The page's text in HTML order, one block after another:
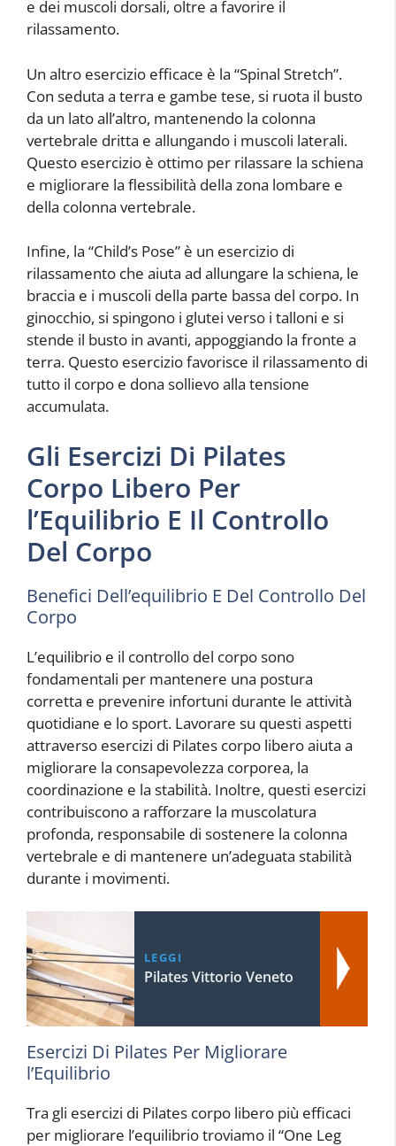
e dei muscoli dorsali, oltre a favorire il
rilassamento.
Un altro esercizio efficace è la “Spinal Stretch”.
Con seduta a terra e gambe tese, si ruota il busto
da un lato all’altro, mantenendo la colonna
vertebrale dritta e allungando i muscoli laterali.
Questo esercizio è ottimo per rilassare la schiena
e migliorare la flessibilità della zona lombare e
della colonna vertebrale.
Infine, la “Child’s Pose” è un esercizio di
rilassamento che aiuta ad allungare la schiena, le
braccia e i muscoli della parte bassa del corpo. In
ginocchio, si spingono i glutei verso i talloni e si
stende il busto in avanti, appoggiando la fronte a
terra. Questo esercizio favorisce il rilassamento di
tutto il corpo e dona sollievo alla tensione
accumulata.
Gli Esercizi Di Pilates
Corpo Libero Per
l’Equilibrio E Il Controllo
Del Corpo
Benefici Dell’equilibrio E Del Controllo Del
Corpo
L’equilibrio e il controllo del corpo sono
fondamentali per mantenere una postura
corretta e prevenire infortuni durante le attività
quotidiane e lo sport. Lavorare su questi aspetti
attraverso esercizi di Pilates corpo libero aiuta a
migliorare la consapevolezza corporea, la
coordinazione e la stabilità. Inoltre, questi esercizi
contribuiscono a rafforzare la muscolatura
profonda, responsabile di sostenere la colonna
vertebrale e di mantenere un’adeguata stabilità
durante i movimenti.
LEGGI
Pilates Vittorio Veneto
Esercizi Di Pilates Per Migliorare
l’Equilibrio
Tra gli esercizi di Pilates corpo libero più efficaci
per migliorare l’equilibrio troviamo il “One Leg